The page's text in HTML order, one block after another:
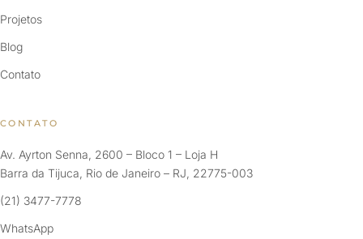
Projetos
Blog
Contato
CONTATO
Av. Ayrton Senna, 2600 – Bloco 1 – Loja H
Barra da Tijuca, Rio de Janeiro – RJ, 22775-003
(21) 3477-7778
WhatsApp